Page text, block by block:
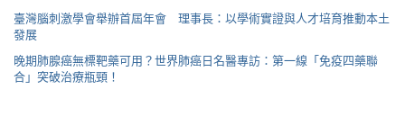
臺灣腦刺激學會舉辦首屆年會 理事長：以學術實證與人才培育推動本土
發展
晚期肺腺癌無標靶藥可用？世界肺癌日名醫專訪：第一線「免疫四藥聯
合」突破治療瓶頸！